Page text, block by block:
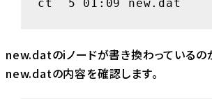
ct  5 01:09 new.dat
new.datのiノードが書き換わっているの
new.datの内容を確認します。